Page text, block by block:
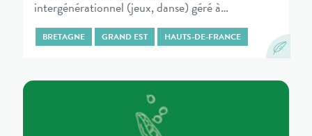
intergénérationnel (jeux, danse) géré à…
BRETAGNE GRAND EST HAUTS-DE-FRANCE